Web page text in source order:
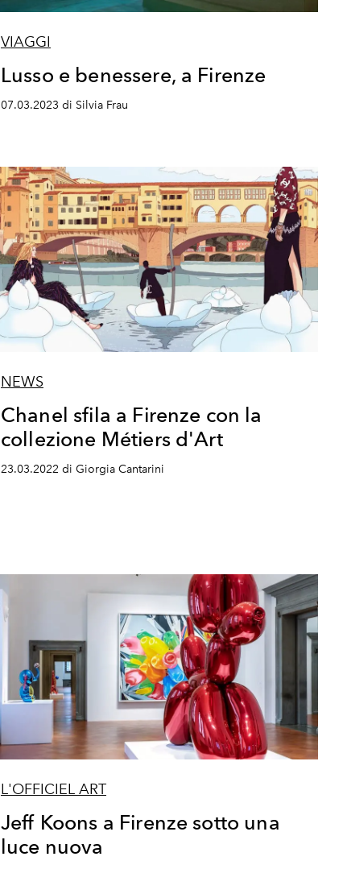
VIAGGI
Lusso e benessere, a Firenze
07.03.2023 di Silvia Frau
NEWS
Chanel sfila a Firenze con la
collezione Métiers d'Art
23.03.2022 di Giorgia Cantarini
L'OFFICIEL ART
Jeff Koons a Firenze sotto una
luce nuova